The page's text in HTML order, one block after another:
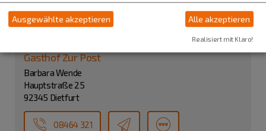
Gasthof Zur Post
Barbara Wende
Hauptstraße 25
92345 Dietfurt
08464 321
Ausgewählte akzeptieren Alle akzeptieren
Realisiert mit Klaro!